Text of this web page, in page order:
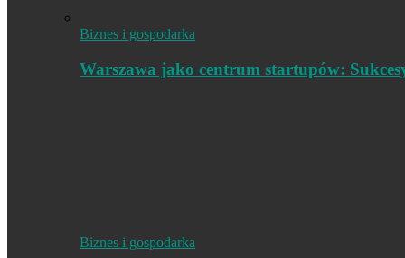
Biznes i gospodarka
Warszawa jako centrum startupów:
Biznes i gospodarka